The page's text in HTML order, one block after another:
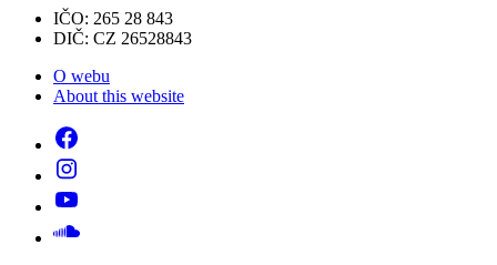
IČO: 265 28 843
DIČ: CZ 26528843
O webu
About this website